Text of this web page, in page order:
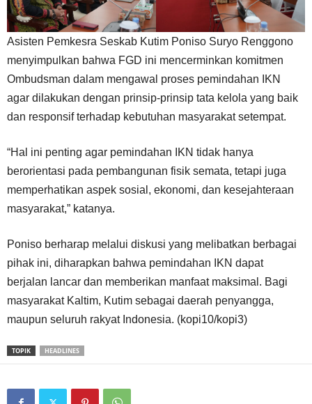
Asisten Pemkesra Seskab Kutim Poniso Suryo Renggono
menyimpulkan bahwa FGD ini mencerminkan komitmen
Ombudsman dalam mengawal proses pemindahan IKN
agar dilakukan dengan prinsip-prinsip tata kelola yang baik
dan responsif terhadap kebutuhan masyarakat setempat.
“Hal ini penting agar pemindahan IKN tidak hanya
berorientasi pada pembangunan fisik semata, tetapi juga
memperhatikan aspek sosial, ekonomi, dan kesejahteraan
masyarakat,” katanya.
Poniso berharap melalui diskusi yang melibatkan berbagai
pihak ini, diharapkan bahwa pemindahan IKN dapat
berjalan lancar dan memberikan manfaat maksimal. Bagi
masyarakat Kaltim, Kutim sebagai daerah penyangga,
maupun seluruh rakyat Indonesia. (kopi10/kopi3)
TOPIK HEADLINES